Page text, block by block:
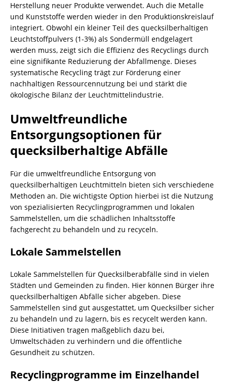
Herstellung neuer Produkte verwendet. Auch die Metalle
und Kunststoffe werden wieder in den Produktionskreislauf
integriert. Obwohl ein kleiner Teil des quecksilberhaltigen
Leuchtstoffpulvers (1-3%) als Sondermüll endgelagert
werden muss, zeigt sich die Effizienz des Recyclings durch
eine signifikante Reduzierung der Abfallmenge. Dieses
systematische Recycling trägt zur Förderung einer
nachhaltigen Ressourcennutzung bei und stärkt die
ökologische Bilanz der Leuchtmittelindustrie.
Umweltfreundliche
Entsorgungsoptionen für
quecksilberhaltige Abfälle
Für die umweltfreundliche Entsorgung von
quecksilberhaltigen Leuchtmitteln bieten sich verschiedene
Methoden an. Die wichtigste Option hierbei ist die Nutzung
von spezialisierten Recyclingprogrammen und lokalen
Sammelstellen, um die schädlichen Inhaltsstoffe
fachgerecht zu behandeln und zu recyceln.
Lokale Sammelstellen
Lokale Sammelstellen für Quecksilberabfälle sind in vielen
Städten und Gemeinden zu finden. Hier können Bürger ihre
quecksilberhaltigen Abfälle sicher abgeben. Diese
Sammelstellen sind gut ausgestattet, um Quecksilber sicher
zu behandeln und zu lagern, bis es recycelt werden kann.
Diese Initiativen tragen maßgeblich dazu bei,
Umweltschäden zu verhindern und die öffentliche
Gesundheit zu schützen.
Recyclingprogramme im Einzelhandel